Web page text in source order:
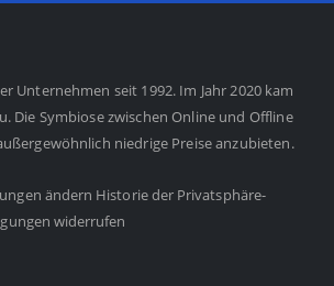
Unternehmen seit 1992. Im Jahr 2020 kam
Die Symbiose zwischen Online und Offline
niedrige Preise anzubieten.
ändern Historie der Privatsphäre-
widerrufen